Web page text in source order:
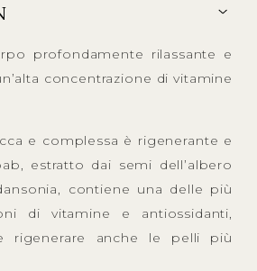
profondamente rilassante e
concentrazione di vitamine
e complessa è rigenerante e
estratto dai semi dell’albero
contiene una delle più
di vitamine e antiossidanti,
rigenerare anche le pelli più